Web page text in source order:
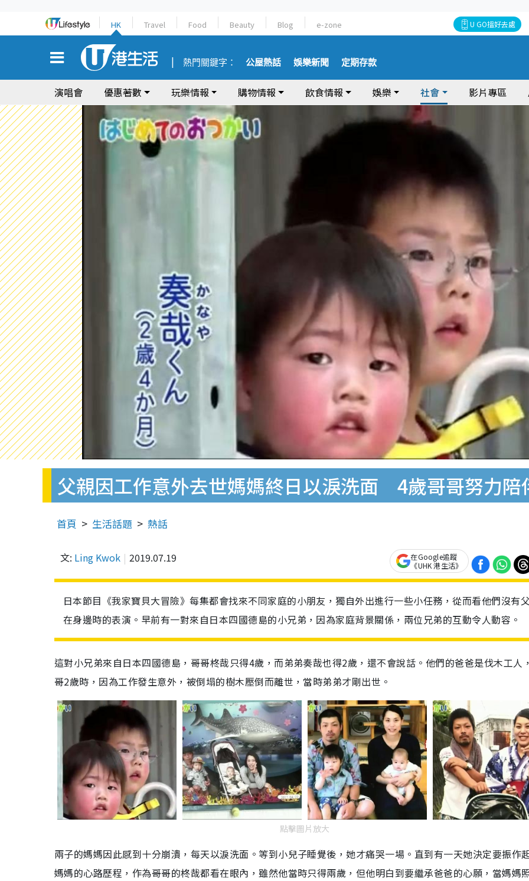
HK Travel Food Beauty Blog e-zone U GO搵好去處
熱門關鍵字： 公屋熱話 娛樂新聞 定期存款
演唱會 優惠著數 玩樂情報 購物情報 飲食情報 娛樂 社會 影片專區
父親因工作意外去世媽媽終日以淚洗面 4歲哥哥努力陪
首頁 生活話題 熱話
文: Ling Kwok 2019.07.19
在Google追蹤
《UHK 港生活》
日本節目《我家寶貝大冒險》每集都會找來不同家庭的小朋友，獨自外出進行一些小任務，從而看他們沒有
在身邊時的表演。早前有一對來自日本四國德島的小兄弟，因為家庭背景關係，兩位兄弟的互動令人動容。
這對小兄弟來自日本四國德島，哥哥柊哉只得4歲，而弟弟奏哉也得2歲，還不會說話。他們的爸爸是伐木工人
哥2歲時，因為工作發生意外，被倒塌的樹木壓倒而離世，當時弟弟才剛出世。
點擊圖片放大
兩子的媽媽因此感到十分崩潰，每天以淚洗面。等到小兒子睡覺後，她才痛哭一場。直到有一天她決定要振作
媽媽的心路歷程，作為哥哥的柊哉都看在眼內，雖然他當時只得兩歲，但他明白到要繼承爸爸的心願，當媽媽